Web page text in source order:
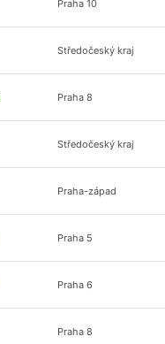
Praha 10
Středočeský kraj
Praha 8
Středočeský kraj
Praha-západ
Praha 5
Praha 6
Praha 8